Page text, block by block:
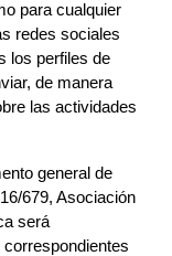
para cualquier
redes sociales
los perfiles de
de manera
las actividades
general de
679, Asociación
será